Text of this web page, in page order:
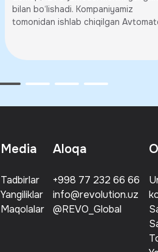
bilan bo‘lishadi. Kompaniyamiz
tomonidan ishlab chiqilgan
Media
Tadbirlar
Yangiliklar
Maqolalar
Aloqa
+998 77 232 66 66
info@revolution.uz
@REVO_Global